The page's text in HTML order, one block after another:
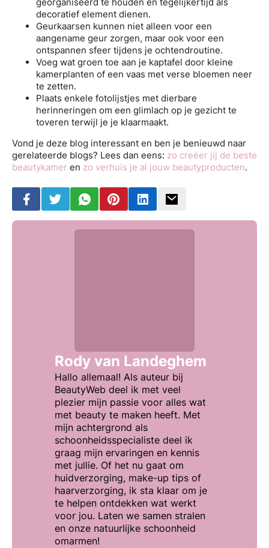
decoratief element dienen.
Geurkaarsen kunnen niet alleen voor een
aangename geur zorgen, maar ook voor een
ontspannen sfeer tijdens je ochtendroutine.
Voeg wat groen toe aan je kaptafel door kleine
kamerplanten of een vaas met verse bloemen neer
te zetten.
Plaats enkele fotolijstjes met dierbare
herinneringen om een glimlach op je gezicht te
toveren terwijl je je klaarmaakt.
Vond je deze blog interessant en ben je benieuwd naar
gerelateerde blogs? Lees dan eens: zo creëer jij de beste
beautykamer en zo verhuis je al jouw beautyproducten.
Rody van Landeghem
Hallo allemaal! Als auteur bij
BeautyWeb deel ik met veel
plezier mijn passie voor alles wat
met beauty te maken heeft. Met
mijn achtergrond als
schoonheidsspecialiste deel ik
graag mijn ervaringen en kennis
met jullie. Of het nu gaat om
huidverzorging, make-up tips of
haarverzorging, ik sta klaar om je
te helpen ontdekken wat werkt
voor jou. Laten we samen stralen
en onze natuurlijke schoonheid
omarmen!